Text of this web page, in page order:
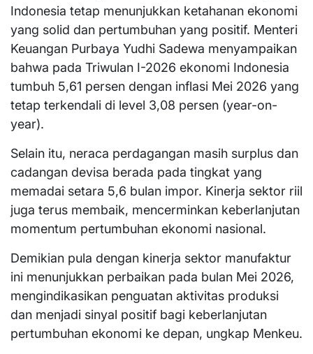
Indonesia tetap menunjukkan ketahanan ekonomi
yang solid dan pertumbuhan yang positif. Menteri
Keuangan Purbaya Yudhi Sadewa menyampaikan
bahwa pada Triwulan I-2026 ekonomi Indonesia
tumbuh 5,61 persen dengan inflasi Mei 2026 yang
tetap terkendali di level 3,08 persen (year-on-
year).
Selain itu, neraca perdagangan masih surplus dan
cadangan devisa berada pada tingkat yang
memadai setara 5,6 bulan impor. Kinerja sektor riil
juga terus membaik, mencerminkan keberlanjutan
momentum pertumbuhan ekonomi nasional.
Demikian pula dengan kinerja sektor manufaktur
ini menunjukkan perbaikan pada bulan Mei 2026,
mengindikasikan penguatan aktivitas produksi
dan menjadi sinyal positif bagi keberlanjutan
pertumbuhan ekonomi ke depan, ungkap Menkeu.